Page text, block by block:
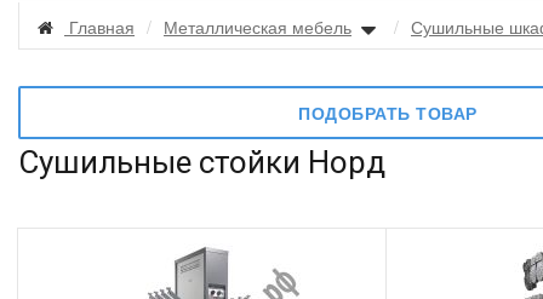
Главная / Металлическая мебель / Сушильные
ПОДОБРАТЬ ТОВАР
Сушильные стойки Норд